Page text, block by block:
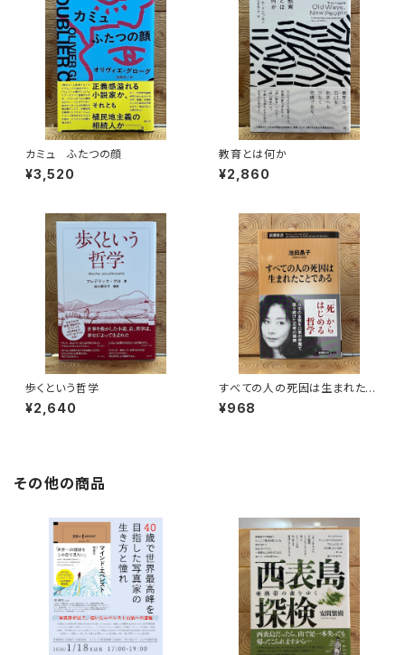
カミュ ふたつの顔
¥3,520
教育とは何か
¥2,860
歩くという哲学
¥2,640
すべての人の死因は生まれたこ
とである
¥968
その他の商品